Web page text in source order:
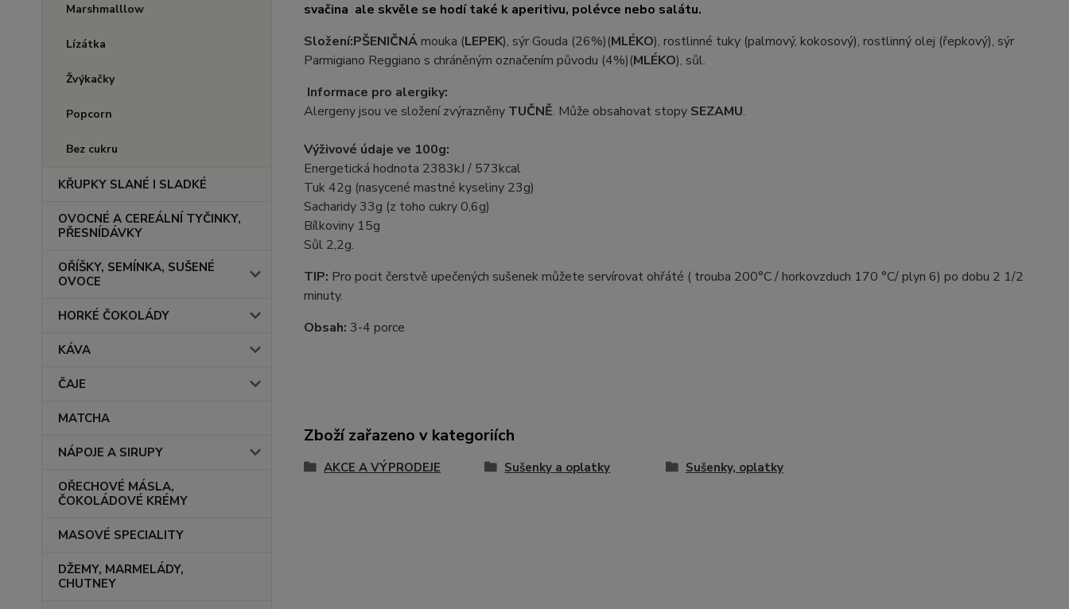
Marshmalllow
Lízátka
Žvýkačky
Popcorn
Bez cukru
KŘUPKY SLANÉ I SLADKÉ
OVOCNÉ A CEREÁLNÍ TYČINKY,
PŘESNÍDÁVKY
OŘÍŠKY, SEMÍNKA, SUŠENÉ
OVOCE
HORKÉ ČOKOLÁDY
KÁVA
ČAJE
MATCHA
NÁPOJE A SIRUPY
OŘECHOVÉ MÁSLA,
ČOKOLÁDOVÉ KRÉMY
MASOVÉ SPECIALITY
DŽEMY, MARMELÁDY,
CHUTNEY
svačina ale skvěle se hodí také k aperitivu, polévce nebo salátu.
Složení:PŠENIČNÁmouka (LEPEK), sýr Gouda (26%)(MLÉKO), rostlinné tuky (palmový, kokosový), rostlinný olej (řepkový), sýr
Parmigiano Reggiano s chráněným označením původu (4%)(MLÉKO), sůl.
Informace pro alergiky:
Alergeny jsou ve složení zvýrazněny TUČNĚ. Může obsahovat stopy SEZAMU.
Výživové údaje ve 100g:
Energetická hodnota 2383kJ / 573kcal
Tuk 42g (nasycené mastné kyseliny 23g)
Sacharidy 33g (z toho cukry 0,6g)
Bílkoviny 15g
Sůl 2,2g.
TIP: Pro pocit čerstvě upečených sušenek můžete servírovat ohřáté ( trouba 200°C / horkovzduch 170 °C/ plyn 6) po dobu 2 1/2
minuty.
Obsah: 3-4 porce
Zboží zařazeno v kategoriích
AKCE A VÝPRODEJE Sušenky a oplatky Sušenky, oplatky